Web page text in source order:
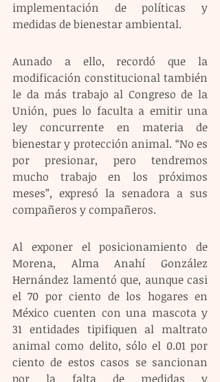
implementación de políticas y
medidas de bienestar ambiental.
Aunado a ello, recordó que la
modificación constitucional también
le da más trabajo al Congreso de la
Unión, pues lo faculta a emitir una
ley concurrente en materia de
bienestar y protección animal. “No es
por presionar, pero tendremos
mucho trabajo en los próximos
meses”, expresó la senadora a sus
compañeros y compañeros.
Al exponer el posicionamiento de
Morena, Alma Anahí González
Hernández lamentó que, aunque casi
el 70 por ciento de los hogares en
México cuenten con una mascota y
31 entidades tipifiquen al maltrato
animal como delito, sólo el 0.01 por
ciento de estos casos se sancionan
por la falta de medidas y